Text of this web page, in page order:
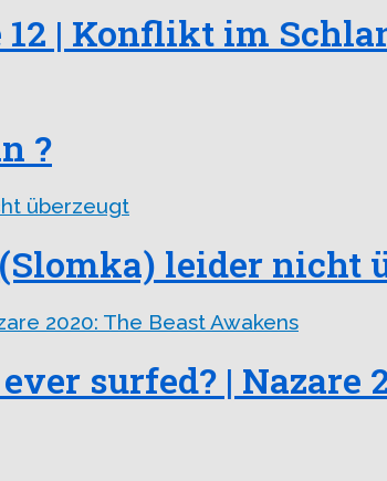
| Konflikt im
?
leider nicht
surfed? | Nazare